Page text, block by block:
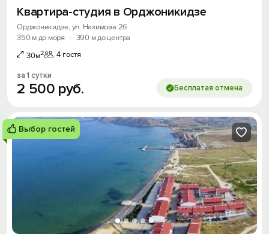
Квартира-студия в Орджоникидзе
Орджоникидзе, ул. Нахимова 2б
350 м до моря
· 390 м до центра
30м2 4 гостя
за 1 сутки
2 500 руб. Бесплатая отмена
Выбор гостей